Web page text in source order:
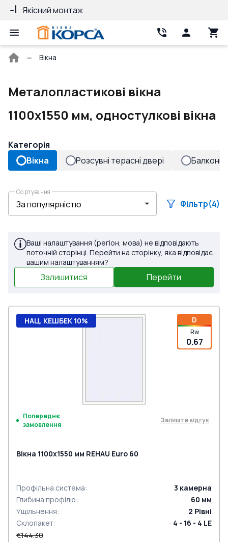
Якісний монтаж
Головна
Вікна
Металопластикові вікна
1100x1550 мм, одностулкові вікна
Категорія
Вікна
Розсувні терасні двері Балконні
Сортування
Фільтр(4)
Ваші налаштування (регіон, мова) не відповідають
поточній сторінці. Перейти на сторінку, яка відповідає
вашим налаштуванням?
Залишитися Перейти
D
Rw
0.67
НАЦ. КЕШБЕК 10%
Попереднє
замовлення
Залиште відгук
Вікна 1100x1550 мм REHAU Euro 60
Профільна система: 3 камерна
Глибина профілю: 60 мм
Ущільнення: 2 Рівні
Склопакет:
4 - 16 - 4 LE
€144.30